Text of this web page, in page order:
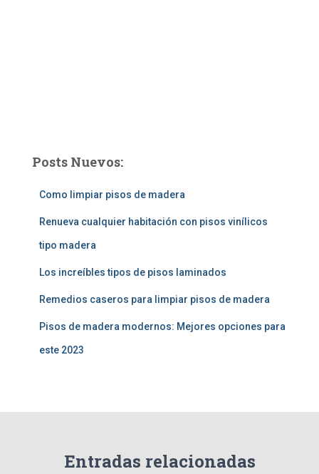
Posts Nuevos:
Como limpiar pisos de madera
Renueva cualquier habitación con pisos vinílicos
tipo madera
Los increíbles tipos de pisos laminados
Remedios caseros para limpiar pisos de madera
Pisos de madera modernos: Mejores opciones para
este 2023
Entradas relacionadas